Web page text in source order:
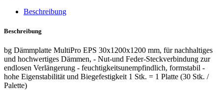
Beschreibung
Beschreibung
bg Dämmplatte MultiPro EPS 30x1200x1200 mm, für nachhaltiges
und hochwertiges Dämmen, - Nut-und Feder-Steckverbindung zur
endlosen Verlängerung - feuchtigkeitsunempfindlich, formstabil -
hohe Eigenstabilität und Biegefestigkeit 1 Stk. = 1 Platte (30 Stk. /
Palette)